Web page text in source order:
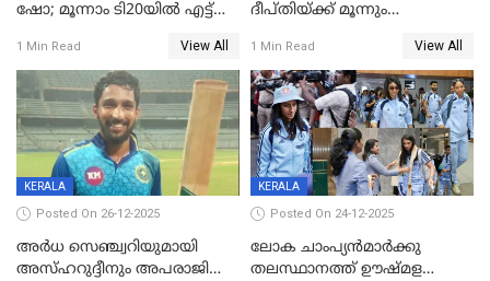
ഷോ; മൂന്നാം ടി20യിൽ എട്ട്
വനിതകള്‍ക്കെതിരായ ടി20
പരമ്പര ഇന്ത്യക്ക്
1 Min Read View All
ദീപ്തിയ്ക്ക് മൂന്നും
ടി20യിലും ശ്രീലങ്കയ്ക്ക്
ബാറ്റിംഗ് തകര്‍ച്ച; ഇന്ത്യയ്ക്ക്
വിജയലക്ഷ്യം 113 റൺസ്
1 Min Read View All
KERALA
Posted On 26-12-2025
അർധ സെഞ്ച്വറിയുമായി
അസ്ഹറുദ്ദീനും അപരാജിതും
KERALA
Posted On 24-12-2025
ലോക ചാംപ്യൻമാർക്കു
തലസ്ഥാനത്ത് ഊഷ്മള